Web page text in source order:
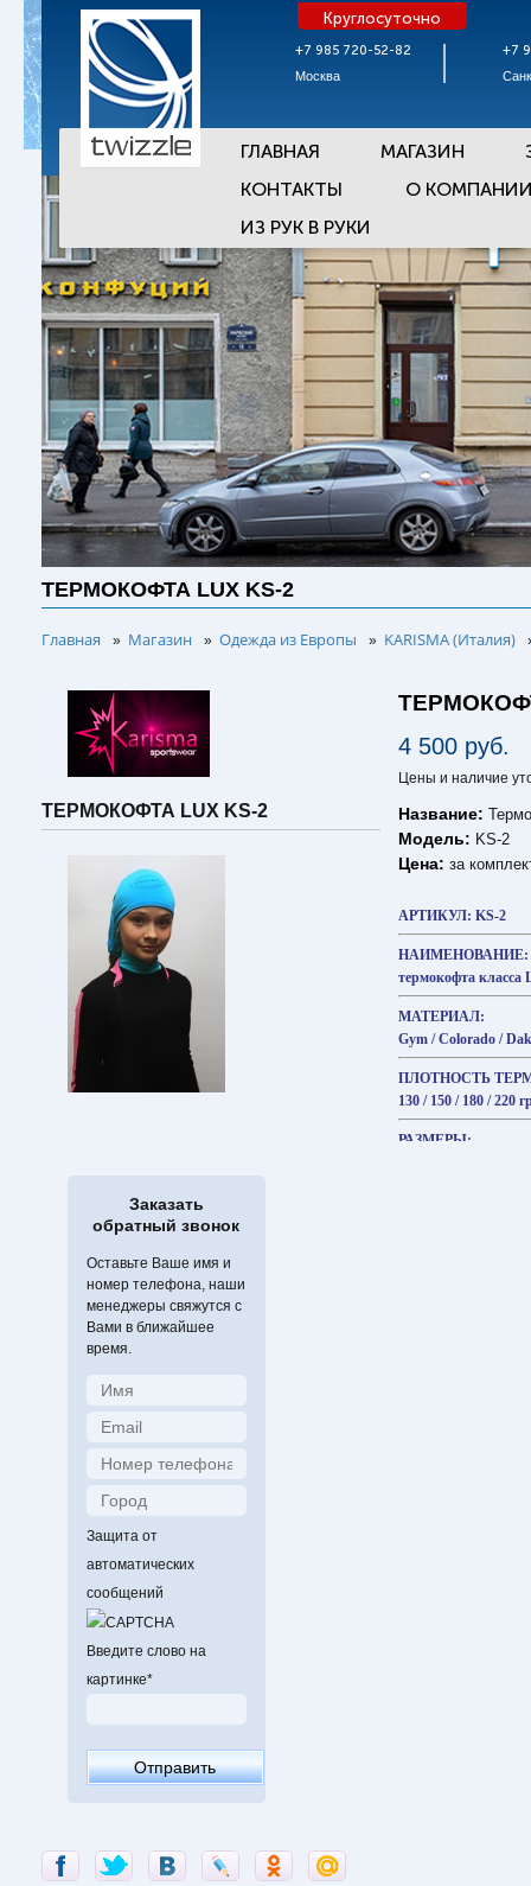
+7 985 720-52-82
Москва
Круглосуточно
+7
ГЛАВНАЯ МАГАЗИН
КОНТАКТЫ
О
ИЗ РУК В РУКИ
ТЕРМОКОФТА LUX KS-2
Главная » Магазин » Одежда из Европы » KARISMA (Италия)
ТЕРМОКОФТА LUX KS-2
Заказать
обратный звонок
Оставьте Ваше имя и
номер телефона, наши
менеджеры свяжутся с
Вами в ближайшее
время.
Защита от
автоматических
сообщений
Введите слово на
картинке*
4 500 руб.
Цены и наличие
Название:
Модель: KS-2
Цена:за
АРТИКУЛ: KS-2
НАИМЕНОВАНИЕ:
термокофта класса
МАТЕРИАЛ:
Gym / Colorado /
ПЛОТНОСТЬ
130 / 150 / 180 / 220
РАЗМЕРЫ: